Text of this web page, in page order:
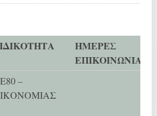
ΗΜΕΡΕΣ
ΕΠΙΚΟΙΝΩΝΙΑΣ
–